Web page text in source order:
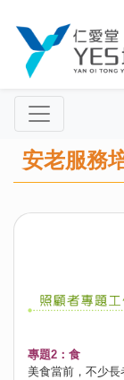
安老服務
專題2：食
美食當前，不少